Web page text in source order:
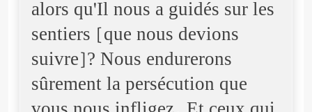
alors qu'Il nous a guidés sur les
sentiers [que nous devions
suivre]? Nous endurerons
sûrement la persécution que